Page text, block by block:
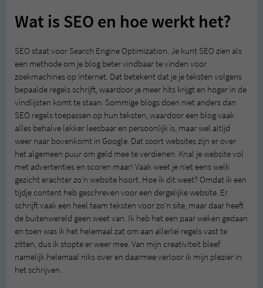
Wat is SEO en hoe werkt het?
SEO staat voor Search Engine Optimization. Je kunt SEO zien als
een methode om je blog beter vindbaar te vinden voor
zoekmachines op internet. Dat betekent dat je je teksten volgens
bepaalde regels schrijft, waardoor je meer hits krijgt en hoger in de
vindlijsten komt te staan. Sommige blogs doen niet anders dan
SEO regels toepassen op hun teksten, waardoor een blog vaak
alles behalve lekker leesbaar en persoonlijk is, maar wel altijd
weer naar bovenkomt in Google. Dat soort websites zijn er over
het algemeen puur om geld mee te verdienen. Knal je website vol
met advertenties en scoren maar! Vaak weet je niet eens welk
gezicht erachter zo’n website hoort. Hoe ik dit weet? Omdat ik een
tijdje content heb geschreven voor een dergelijke website. Er
schrijft vaak een heel team teksten voor zo’n site, maar daar heeft
de buitenwereld geen weet van. Ik heb het een paar weken gedaan
en toen was ik het helemaal zat om aan allerlei regels vast te
zitten, dus ik stopte er weer mee. Van mijn creativiteit bleef
namelijk helemaal niks over en daarmee verloor ik mijn plezier in
het schrijven.